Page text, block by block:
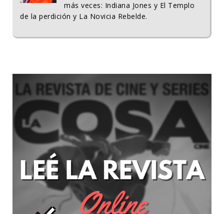
más veces: Indiana Jones y El Templo
de la perdición y La Novicia Rebelde.